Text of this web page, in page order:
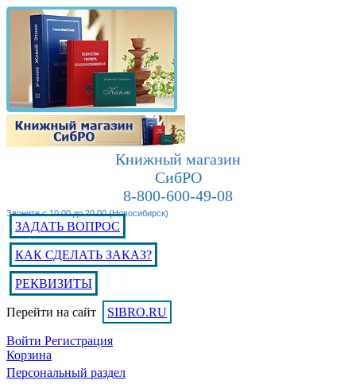
Книжный магазин
СибРО
8-800-600-49-08
Звоните с 10.00 до 20.00 (Новосибирск)
ЗАДАТЬ ВОПРОС
КАК СДЕЛАТЬ ЗАКАЗ?
РЕКВИЗИТЫ
Перейти на сайт SIBRO.RU
Войти Регистрация
Корзина
Персональный раздел